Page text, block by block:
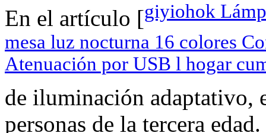
En el artículo [giyiohok
mesa luz nocturna 16 colores
Atenuación por USB l hogar
de iluminación adaptativo,
personas de la tercera